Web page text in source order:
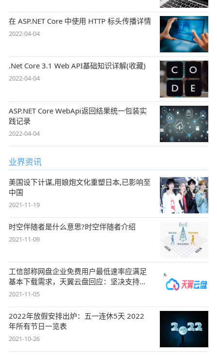
在 ASP.NET Core 中使用 HTTP 标头传播详情
2022-04-04
.Net Core 3.1 Web API基础知识详解(收藏)
2022-04-04
ASP.NET Core WebApi返回结果统一包装实
践记录
2022-04-04
业界资讯
美国设下计谋,用娘炮文化重塑日本,已影响至
中国
2021-11-19
时空伴随者是什么意思?时空伴随者介绍
2021-11-09
工信部称网盘企业免费用户最低速率应满足
基本下载需求，天翼云盘回应：坚决支持，
始终
2021-11-05
2022年放假安排出炉：五一连休5天 2022
年所有节日一览表
2021-10-26